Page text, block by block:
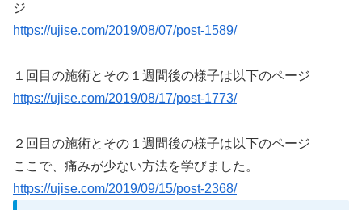
ジ
https://ujise.com/2019/08/07/post-1589/
１回目の施術とその１週間後の様子は以下のページ
https://ujise.com/2019/08/17/post-1773/
２回目の施術とその１週間後の様子は以下のページ
ここで、痛みが少ない方法を学びました。
https://ujise.com/2019/09/15/post-2368/